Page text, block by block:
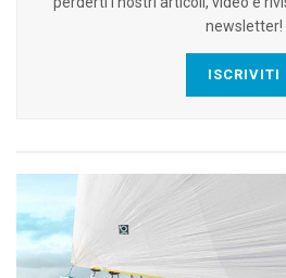
newsletter!
ISCRIVITI